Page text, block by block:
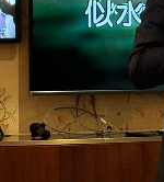
外交
「見
總統
明臺
領 下
外交
述印
作
外交